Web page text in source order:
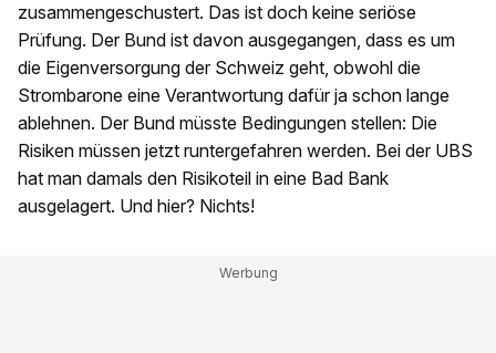
zusammengeschustert. Das ist doch keine seriöse
Prüfung. Der Bund ist davon ausgegangen, dass es um
die Eigenversorgung der Schweiz geht, obwohl die
Strombarone eine Verantwortung dafür ja schon lange
ablehnen. Der Bund müsste Bedingungen stellen: Die
Risiken müssen jetzt runtergefahren werden. Bei der UBS
hat man damals den Risikoteil in eine Bad Bank
ausgelagert. Und hier? Nichts!